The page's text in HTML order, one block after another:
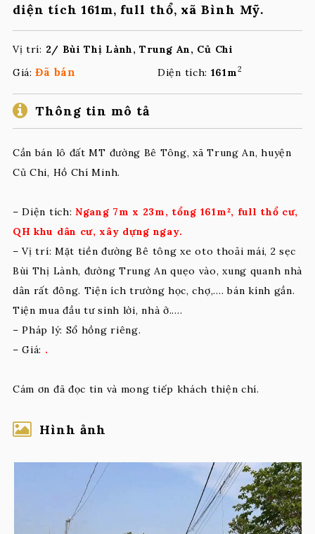
diện tích 161m, full thổ, xã Bình Mỹ.
Vị trí: 2/ Bùi Thị Lành, Trung An, Củ Chi
Giá:Đã bán Diện tích: 161m2
Thông tin mô tả
Cần bán lô đất MT đường Bê Tông, xã Trung An, huyện
Củ Chi, Hồ Chí Minh.
– Diện tích:Ngang 7m x 23m, tổng 161m², full thổ cư,
QH khu dân cư, xây dựng ngay.
– Vị trí: Mặt tiền đường Bê tông xe oto thoải mái, 2 sẹc
Bùi Thị Lành, đường Trung An quẹo vào, xung quanh nhà
dân rất đông. Tiện ích trường học, chợ,…. bán kính gần.
Tiện mua đầu tư sinh lời, nhà ở.….
– Pháp lý: Sổ hồng riêng.
– Giá: .
Cám ơn đã đọc tin và mong tiếp khách thiện chí.
Hình ảnh